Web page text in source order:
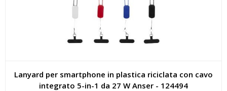
Lanyard per smartphone in plastica riciclata con cavo
integrato 5-in-1 da 27 W Anser - 124494